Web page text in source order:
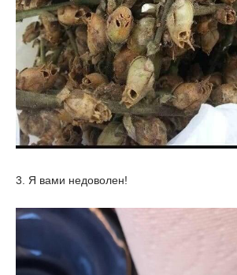
3. Я вами недоволен!